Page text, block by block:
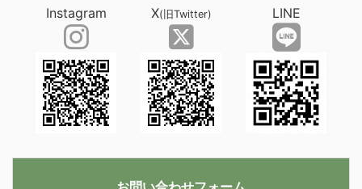
Instagram X(旧Twitter) LINE